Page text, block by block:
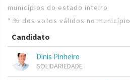
municípios do estado inteiro
* % dos votos válidos no município
Candidato
Dinis Pinheiro
SOLIDARIEDADE